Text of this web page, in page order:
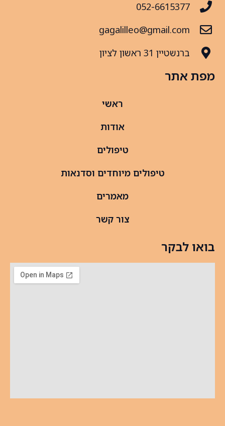
052-6615377
gagalilleo@gmail.com
ברנשטיין 31 ראשון לציון
מפת אתר
ראשי
אודות
טיפולים
טיפולים מיוחדים וסדנאות
מאמרים
צור קשר
בואו לבקר